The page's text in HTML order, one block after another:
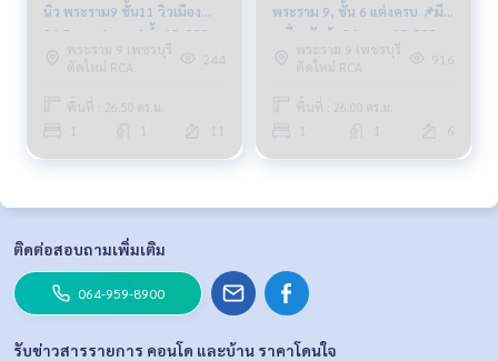
นิว พระราม9 ชั้น11 วิวเมือง
26.5ตรม. 1นอน 1น้ำ 13,000
บาท 064-959-8900
พระราม 9 เพชรบุรี
ตัดใหม่ RCA
244
พื้นที่ : 26.50 ตร.ม.
พระราม 9, ชั้น 6 แต่งครบ 📌มี
เครื่องซักผ้า 26 ตรม. 12,000
บาท 064-959-8900
พระราม 9 เพชรบุรี
ตัดใหม่ RCA
916
พื้นที่ : 26.00 ตร.ม.
6
ติดต่อสอบถามเพิ่มเติม
064-959-8900
รับข่าวสารรายการ คอนโด และบ้าน ราคาโดนใจ